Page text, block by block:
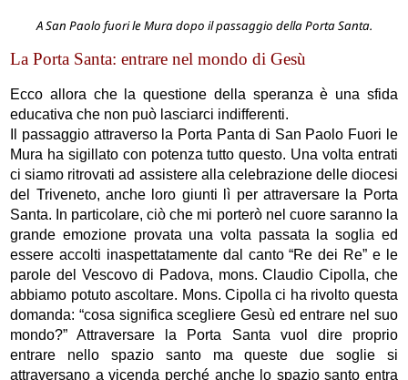
A San Paolo fuori le Mura dopo il passaggio della Porta Santa.
La Porta Santa: entrare nel mondo di Gesù
Ecco allora che la questione della speranza è una sfida
educativa che non può lasciarci indifferenti.
Il passaggio attraverso la Porta Panta di San Paolo Fuori le
Mura ha sigillato con potenza tutto questo. Una volta entrati
ci siamo ritrovati ad assistere alla celebrazione delle diocesi
del Triveneto, anche loro giunti lì per attraversare la Porta
Santa. In particolare, ciò che mi porterò nel cuore saranno la
grande emozione provata una volta passata la soglia ed
essere accolti inaspettatamente dal canto “Re dei Re” e le
parole del Vescovo di Padova, mons. Claudio Cipolla, che
abbiamo potuto ascoltare. Mons. Cipolla ci ha rivolto questa
domanda: “cosa significa scegliere Gesù ed entrare nel suo
mondo?” Attraversare la Porta Santa vuol dire proprio
entrare nello spazio santo ma queste due soglie si
attraversano a vicenda perché anche lo spazio santo entra